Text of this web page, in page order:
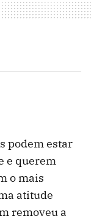
podem estar
e querem
o mais
atitude
removeu a